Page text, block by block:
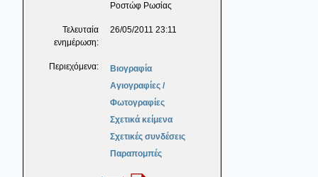
Ροστώφ Ρωσίας
Τελευταία
ενημέρωση:
26/05/2011 23:11
Περιεχόμενα:
Βιογραφία
Αγιογραφίες /
Φωτογραφίες
Σχετικά κείμενα
Σχετικές συνδέσεις
Παραπομπές